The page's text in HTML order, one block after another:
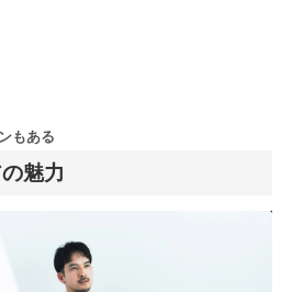
魅力
もある